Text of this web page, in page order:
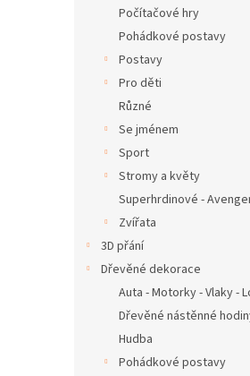
Počítačové hry
Pohádkové postavy
Postavy
Pro děti
Různé
Se jménem
Sport
Stromy a květy
Superhrdinové -
Zvířata
3D přání
Dřevěné dekorace
Auta - Motorky - Vlaky -
Dřevěné nástěnné
Hudba
Pohádkové postavy